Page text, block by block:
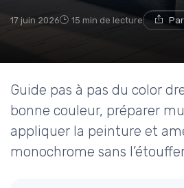
17 juin 2026 15 min de lecture
Guide pas à pas du color
bonne couleur, préparer
appliquer la peinture et
monochrome sans